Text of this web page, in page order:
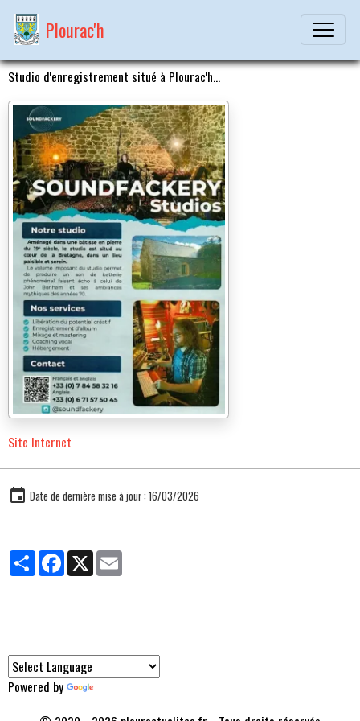
Plourac'h
Studio d'enregistrement situé à Plourac'h...
Site Internet
Date de dernière mise à jour : 16/03/2026
PartagerFacebook
X
Powered by